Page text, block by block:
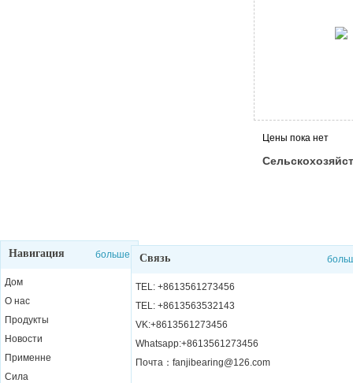
Цены пока нет
Навигация больше
Дом
О нас
Продукты
Новости
Применне
Сила
Связь
TEL: +8613561273456
TEL: +8613563532143
VK:+8613561273456
Whatsapp:+8613561273456
Почта：fanjibearing@126.com